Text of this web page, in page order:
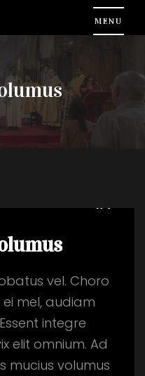
vel. Choro
mel, audiam
integre
elit omnium. Ad
mucius volumus